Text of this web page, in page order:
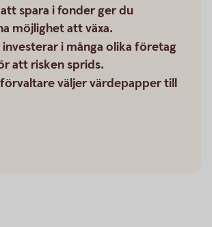
spara i fonder ger du
möjlighet att växa.
investerar i många olika företag
att risken sprids.
väljer värdepapper till